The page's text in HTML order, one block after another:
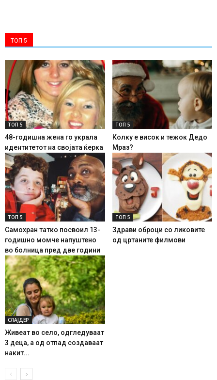
ТОП 5
ТОП 5
48-годишна жена го украла
идентитетот на својата ќерка
ТОП 5
Колку е висок и тежок Дедо
Мраз?
ТОП 5
Самохран татко посвоил 13-
годишно момче напуштено
во болница пред две години
ТОП 5
Здрави оброци со ликовите
од цртаните филмови
СЛАЈДЕР
Живеат во село, одгледуваат
3 деца, а од отпад создаваат
накит...